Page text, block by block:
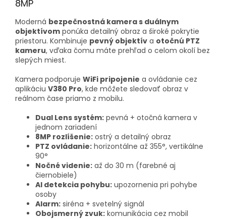
8MP
Moderná bezpečnostná kamera s duálnym
objektívom ponúka detailný obraz a široké pokrytie
priestoru. Kombinuje pevný objektív a otočnú PTZ
kameru, vďaka čomu máte prehľad o celom okolí bez
slepých miest.
Kamera podporuje WiFi pripojenie a ovládanie cez
aplikáciu V380 Pro, kde môžete sledovať obraz v
reálnom čase priamo z mobilu.
Dual Lens systém: pevná + otočná kamera v
jednom zariadení
8MP rozlíšenie: ostrý a detailný obraz
PTZ ovládanie: horizontálne až 355°, vertikálne
90°
Nočné videnie: až do 30 m (farebné aj
čiernobiele)
AI detekcia pohybu: upozornenia pri pohybe
osoby
Alarm: siréna + svetelný signál
Obojsmerný zvuk: komunikácia cez mobil